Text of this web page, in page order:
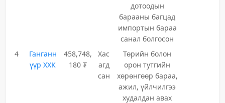
дотоодын
барааны багцад
импортын бараа
санал болгосон
4
Ганганн
үүр ХХК
458,748,
180 ₮
Хас
агд
сан
Төрийн болон
орон тутгийн
хөрөнгөөр бараа,
ажил, үйлчилгээ
худалдан авах